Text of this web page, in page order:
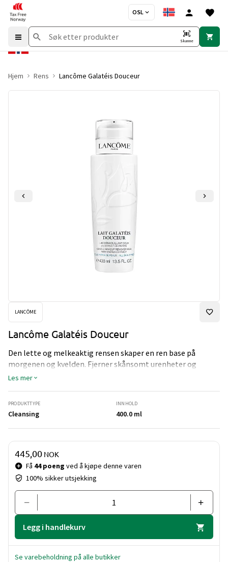
OSL
Skanne
Hjem Rens Lancôme Galatéis Douceur
LANCÔME
Lancôme Galatéis Douceur
Den lette og melkeaktig rensen skaper en ren base på
morgenen og kvelden. Fjerner skånsomt urenheter og
sminke uten å tørke ut huden. Passer for normal til
Les mer
PRODUKTTYPE
Cleansing
INNHOLD
400.0 ml
Pris og mengde
Få 44 poeng ved å kjøpe denne varen
100% sikker utsjekking
445,00 NOK
Legg i handlekurv
Se varebeholdning på alle butikker